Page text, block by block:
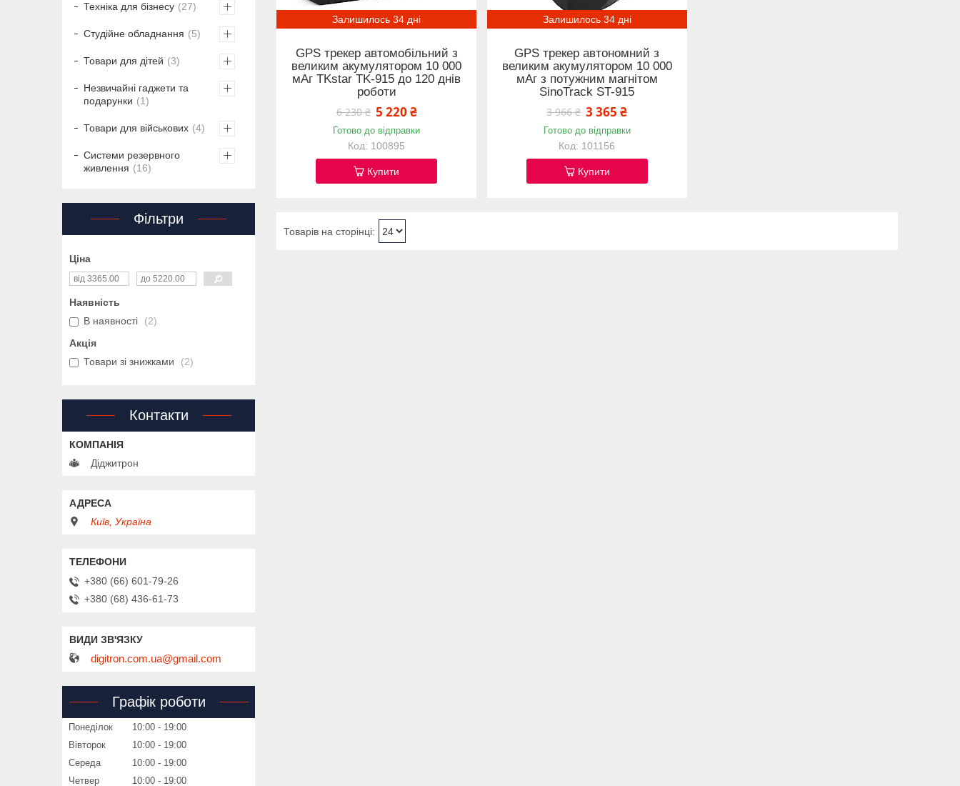
Залишилось 34 дні
GPS трекер автомобільний з
великим акумулятором 10 000
мАг TKstar TK-915 до 120 днів
роботи
6 230 ₴ 5 220 ₴
Готово до відправки
100895
Купити
Залишилось 34 дні
GPS трекер автономний з
великим акумулятором 10 000
мАг з потужним магнітом
SinoTrack ST-915
3 966 ₴ 3 365 ₴
Готово до відправки
101156
Купити
Техніка для бізнесу 27
Студійне обладнання 5
Товари для дітей 3
Незвичайні гаджети та
подарунки
1
Товари для військових 4
Системи резервного
живлення
16
Фільтри
Ціна
Наявність
В наявності
2
Акція
Товари зі знижками
2
Контакти
Діджитрон
Київ, Україна
+380 (66) 601-79-26
+380 (68) 436-61-73
digitron.com.ua@gmail.com
Графік роботи
Понеділок 10:00
19:00
Вівторок
10:00
19:00
Середа
10:00
19:00
Четвер
10:00 19:00